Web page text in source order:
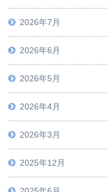
2026年7月
2026年6月
2026年5月
2026年4月
2026年3月
2025年12月